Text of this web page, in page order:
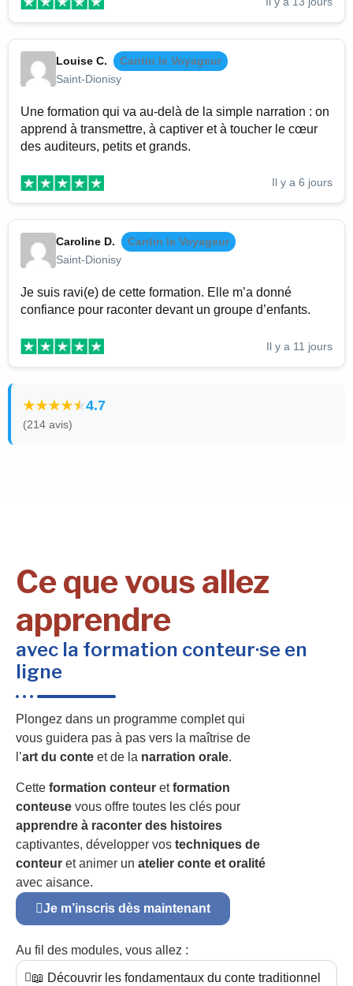
Louise C.
Cantin le Voyageur
Saint-Dionisy
Une formation qui va au-delà de la simple narration : on
apprend à transmettre, à captiver et à toucher le cœur
des auditeurs, petits et grands.
Il y a 6 jours
Caroline D.
Cantin le Voyageur
Saint-Dionisy
Je suis ravi(e) de cette formation. Elle m’a donné
confiance pour raconter devant un groupe d’enfants.
Il y a 11 jours
4.7
(214 avis)
Ce que vous allez
apprendre
avec la formation conteur·se en
ligne
Plongez dans un programme complet qui
vous guidera pas à pas vers la maîtrise de
l’art du conte et de la narration orale.
Cette formation conteur etformation
conteuse vous offre toutes les clés pour
apprendre à raconter des histoires
captivantes, développer vos techniques de
conteur et animer un atelier conte et oralité
avec aisance.
Je m’inscris dès maintenant
Au fil des modules, vous allez :
📖 Découvrir les fondamentaux du conte traditionnel